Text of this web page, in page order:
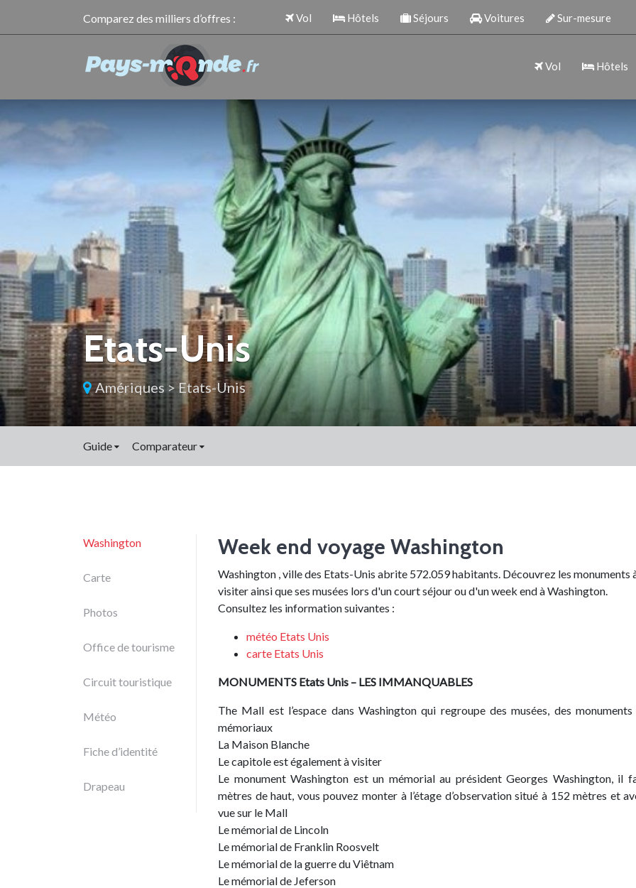
Comparez des milliers d’offres : Vol Hôtels Séjours Voitures Sur-mesure
Vol Hôtels
Etats-Unis
Amériques>Etats-Unis
Guide Comparateur
Washington
Carte
Photos
Office de tourisme
Circuit touristique
Météo
Fiche d’identité
Drapeau
Week end voyage Washington
Washington , ville des Etats-Unis abrite 572.059 habitants. Découvrez les monuments
visiter ainsi que ses musées lors d'un court séjour ou d'un week end à Washington.
Consultez les information suivantes :
météo Etats Unis
carte Etats Unis
MONUMENTS Etats Unis – LES IMMANQUABLES
The Mall est l’espace dans Washington qui regroupe des musées, des
mémoriaux
La Maison Blanche
Le capitole est également à visiter
Le monument Washington est un mémorial au président Georges Washington, il
mètres de haut, vous pouvez monter à l’étage d’observation situé à 152 mètres et
vue sur le Mall
Le mémorial de Lincoln
Le mémorial de Franklin Roosvelt
Le mémorial de la guerre du Viêtnam
Le mémorial de Jeferson